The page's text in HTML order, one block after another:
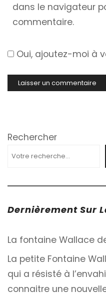
dans le navigateur
commentaire.
Oui, ajoutez-moi à
Rechercher
Dernièrement Sur
La fontaine Wallace
La petite Fontaine
qui a résisté à
connaitre une